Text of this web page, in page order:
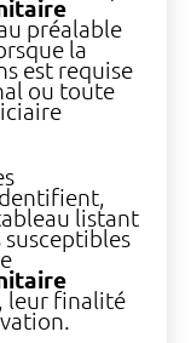
préalable
la
est requise
ou toute
listant
leur finalité